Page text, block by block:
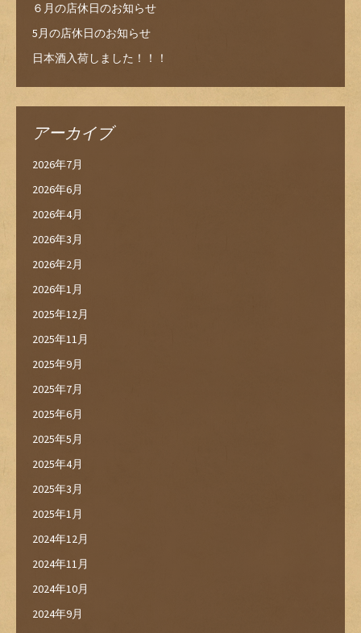
６月の店休日のお知らせ
5月の店休日のお知らせ
日本酒入荷しました！！！
アーカイブ
2026年7月
2026年6月
2026年4月
2026年3月
2026年2月
2026年1月
2025年12月
2025年11月
2025年9月
2025年7月
2025年6月
2025年5月
2025年4月
2025年3月
2025年1月
2024年12月
2024年11月
2024年10月
2024年9月